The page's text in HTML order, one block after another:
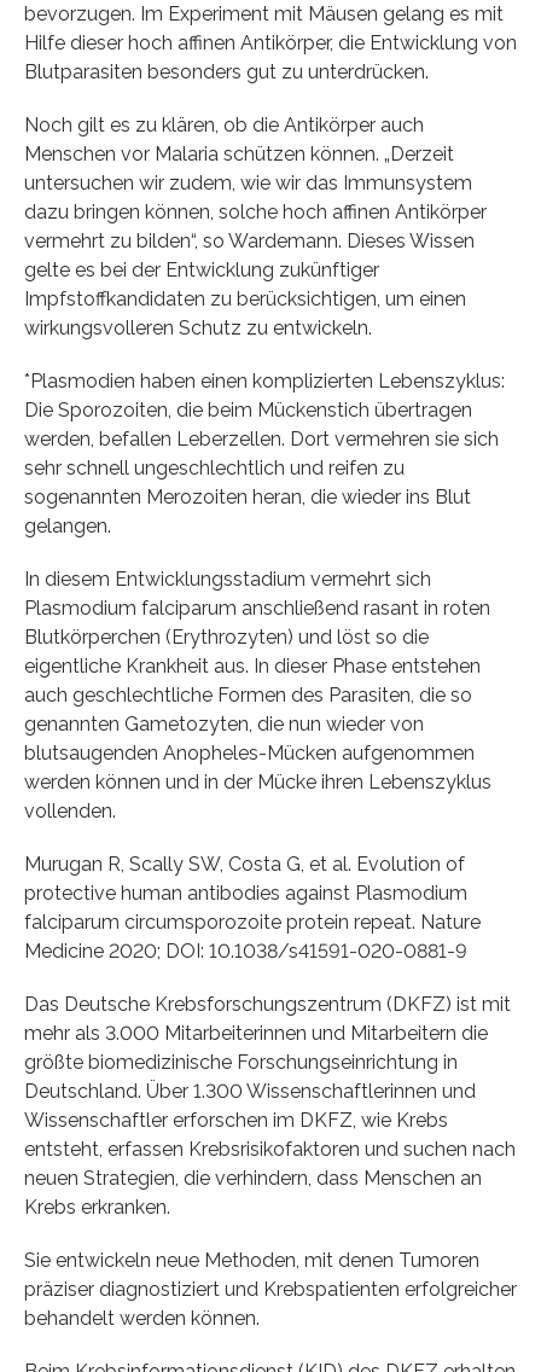
bevorzugen. Im Experiment mit Mäusen gelang es mit
Hilfe dieser hoch affinen Antikörper, die Entwicklung von
Blutparasiten besonders gut zu unterdrücken.
Noch gilt es zu klären, ob die Antikörper auch
Menschen vor Malaria schützen können. „Derzeit
untersuchen wir zudem, wie wir das Immunsystem
dazu bringen können, solche hoch affinen Antikörper
vermehrt zu bilden“, so Wardemann. Dieses Wissen
gelte es bei der Entwicklung zukünftiger
Impfstoffkandidaten zu berücksichtigen, um einen
wirkungsvolleren Schutz zu entwickeln.
*Plasmodien haben einen komplizierten Lebenszyklus:
Die Sporozoiten, die beim Mückenstich übertragen
werden, befallen Leberzellen. Dort vermehren sie sich
sehr schnell ungeschlechtlich und reifen zu
sogenannten Merozoiten heran, die wieder ins Blut
gelangen.
In diesem Entwicklungsstadium vermehrt sich
Plasmodium falciparum anschließend rasant in roten
Blutkörperchen (Erythrozyten) und löst so die
eigentliche Krankheit aus. In dieser Phase entstehen
auch geschlechtliche Formen des Parasiten, die so
genannten Gametozyten, die nun wieder von
blutsaugenden Anopheles-Mücken aufgenommen
werden können und in der Mücke ihren Lebenszyklus
vollenden.
Murugan R, Scally SW, Costa G, et al. Evolution of
protective human antibodies against Plasmodium
falciparum circumsporozoite protein repeat. Nature
Medicine 2020; DOI: 10.1038/s41591-020-0881-9
Das Deutsche Krebsforschungszentrum (DKFZ) ist mit
mehr als 3.000 Mitarbeiterinnen und Mitarbeitern die
größte biomedizinische Forschungseinrichtung in
Deutschland. Über 1.300 Wissenschaftlerinnen und
Wissenschaftler erforschen im DKFZ, wie Krebs
entsteht, erfassen Krebsrisikofaktoren und suchen nach
neuen Strategien, die verhindern, dass Menschen an
Krebs erkranken.
Sie entwickeln neue Methoden, mit denen Tumoren
präziser diagnostiziert und Krebspatienten erfolgreicher
behandelt werden können.